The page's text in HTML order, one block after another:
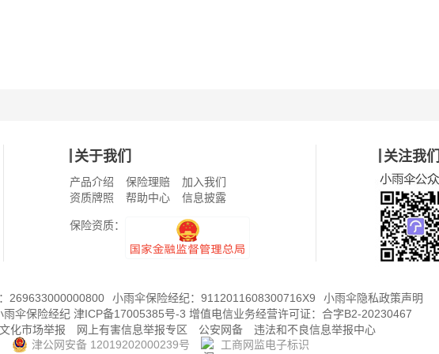
关于我们
产品介绍 保险理赔
加入我们
资质牌照
帮助中心 信息披露
保险资质：
关注我们
269633000000800 小雨伞保险经纪：9112011608300716X9
小雨伞隐私政策声明
雨伞保险经纪 津ICP备17005385号-3 增值电信业务经营许可证： 合字B2-20230467
化市场举报
网上有害信息举报专区 公安网备
违法和不良信息举报中心
津公网安备 12019202000239号
工商网监电子标识